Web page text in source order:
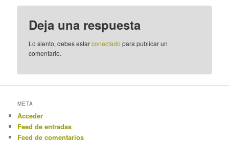
Deja una respuesta
Lo siento, debes estarconectado para publicar un
comentario.
META
Acceder
Feed de entradas
Feed de comentarios